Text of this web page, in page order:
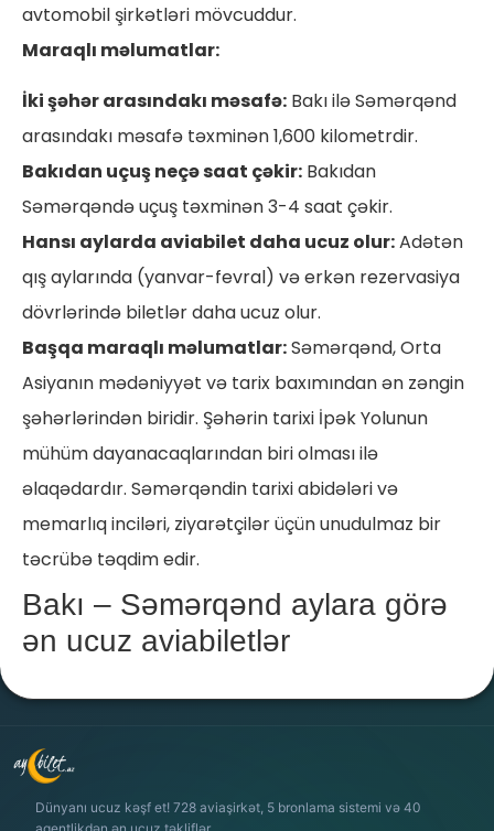
avtomobil şirkətləri mövcuddur.
Maraqlı məlumatlar:
İki şəhər arasındakı məsafə: Bakı ilə Səmərqənd
arasındakı məsafə təxminən 1,600 kilometrdir.
Bakıdan uçuş neçə saat çəkir: Bakıdan
Səmərqəndə uçuş təxminən 3-4 saat çəkir.
Hansı aylarda aviabilet daha ucuz olur:Adətən
qış aylarında (yanvar-fevral) və erkən rezervasiya
dövrlərində biletlər daha ucuz olur.
Başqa maraqlı məlumatlar:Səmərqənd, Orta
Asiyanın mədəniyyət və tarix baxımından ən zəngin
şəhərlərindən biridir. Şəhərin tarixi İpək Yolunun
mühüm dayanacaqlarından biri olması ilə
əlaqədardır. Səmərqəndin tarixi abidələri və
memarlıq inciləri, ziyarətçilər üçün unudulmaz bir
təcrübə təqdim edir.
Bakı – Səmərqənd aylara görə
ən ucuz aviabiletlər
Dünyanı ucuz kəşf et! 728 aviaşirkət, 5 bronlama sistemi və 40